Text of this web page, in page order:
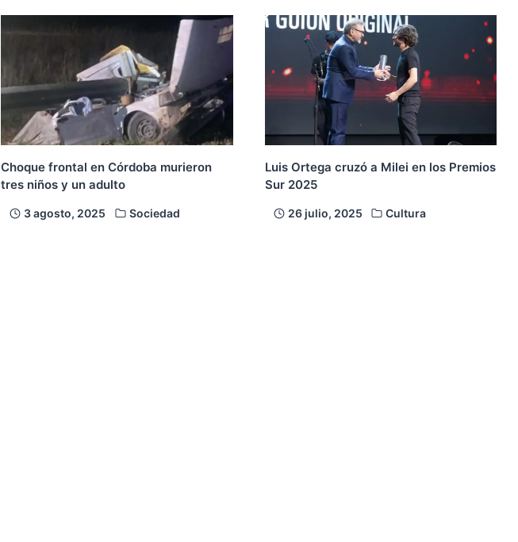
Choque frontal en Córdoba murieron
tres niños y un adulto
3 agosto, 2025 Sociedad
Luis Ortega cruzó a Milei en los Premios
Sur 2025
26 julio, 2025 Cultura